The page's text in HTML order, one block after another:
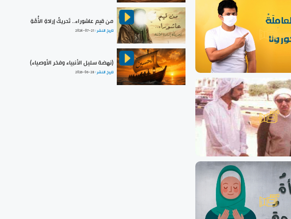
من قيم عاشوراء.. تَحريكُ إرادَةِ الأُمَّةِ
تاريخ النشر :2024-07-21
(نهضة سليل الأنبياء وفخر الأوصياء)
تاريخ النشر :2026-06-28